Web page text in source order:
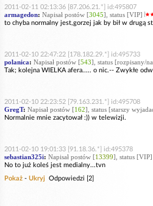
2011-02-11 02:13:36 [87.206.21.*] id:495807
armagedon: Napisał postów [3045], status [VIP]
to chyba normalny jest,gorzej jak by bił w drugą
2011-02-10 22:47:22 [178.182.29.*] id:495733
polanica: Napisał postów [543], status [rozpisany/
Tak; kolejna WIELKA afera..... o nic.-- Zwykłe
2011-02-10 22:23:52 [79.163.231.*] id:495708
GregT: Napisał postów [162], status [starszy
Normalnie mnie zacytował :)) w telewizji.
2011-02-10 19:01:33 [91.18.36.*] id:495378
sebastian325i: Napisał postów [13399], status [VIP]
No to już koleś jest medialny...tvn
Pokaż - Ukryj Odpowiedzi [2]